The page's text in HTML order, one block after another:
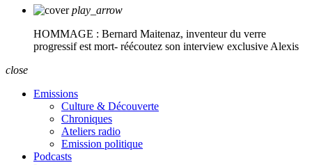
play_arrow
HOMMAGE : Bernard Maitenaz, inventeur du verre
progressif est mort- réécoutez son interview exclusive Alexis
close
Emissions
Culture & Découverte
Chroniques
Ateliers radio
Emission politique
Podcasts